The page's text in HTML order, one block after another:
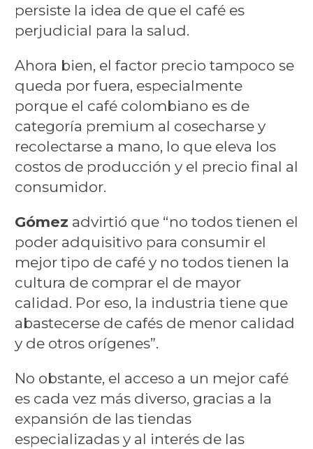
persiste la idea de que el café es
perjudicial para la salud.
Ahora bien, el factor precio tampoco se
queda por fuera, especialmente
porque el café colombiano es de
categoría premium al cosecharse y
recolectarse a mano, lo que eleva los
costos de producción y el precio final al
consumidor.
Gómez advirtió que “no todos tienen el
poder adquisitivo para consumir el
mejor tipo de café y no todos tienen la
cultura de comprar el de mayor
calidad. Por eso, la industria tiene que
abastecerse de cafés de menor calidad
y de otros orígenes”.
No obstante, el acceso a un mejor café
es cada vez más diverso, gracias a la
expansión de las tiendas
especializadas y al interés de las